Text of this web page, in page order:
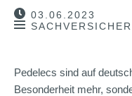
03.06.2023
Pedelecs sind auf
Besonderheit mehr,